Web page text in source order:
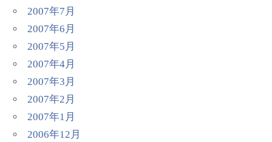
2007年7月
2007年6月
2007年5月
2007年4月
2007年3月
2007年2月
2007年1月
2006年12月